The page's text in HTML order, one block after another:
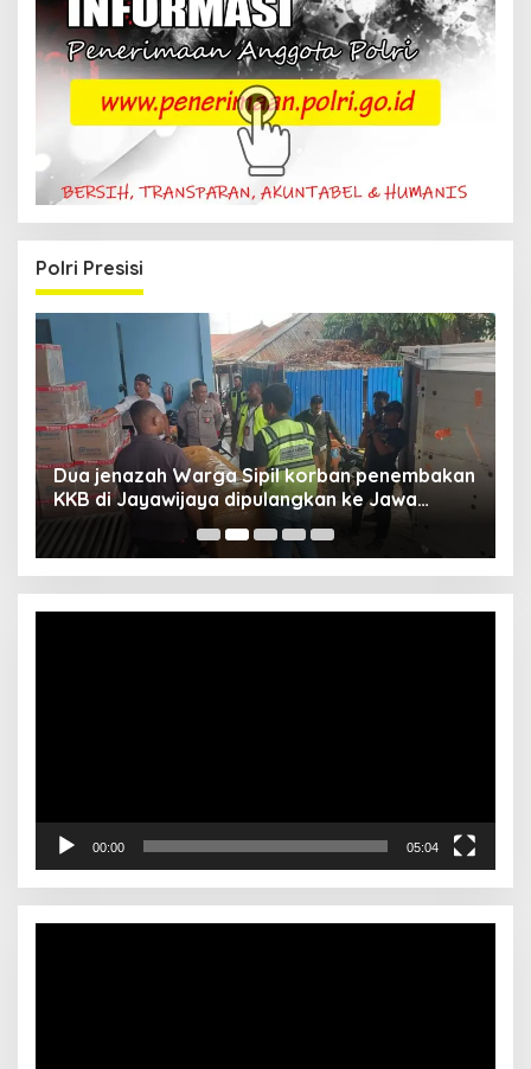
Polri Presisi
Dua jenazah Warga Sipil korban penembakan
KKB di Jayawijaya dipulangkan ke Jawa
Barat, Kaops Damai Cartenz: Kami terus buru
pelakunya
00:00 05:04